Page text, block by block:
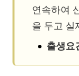
연속하여
을 두고 실
출생요